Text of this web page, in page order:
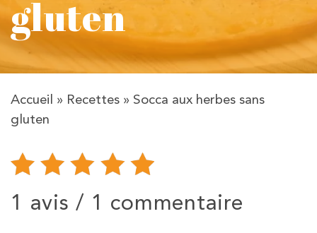
gluten
Accueil » Recettes » Socca aux herbes sans
gluten
1 avis / 1 commentaire